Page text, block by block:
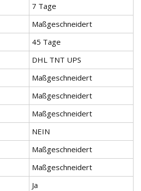
7 Tage
Maßgeschneidert
45 Tage
DHL TNT UPS
Maßgeschneidert
Maßgeschneidert
Maßgeschneidert
NEIN
Maßgeschneidert
Maßgeschneidert
Ja